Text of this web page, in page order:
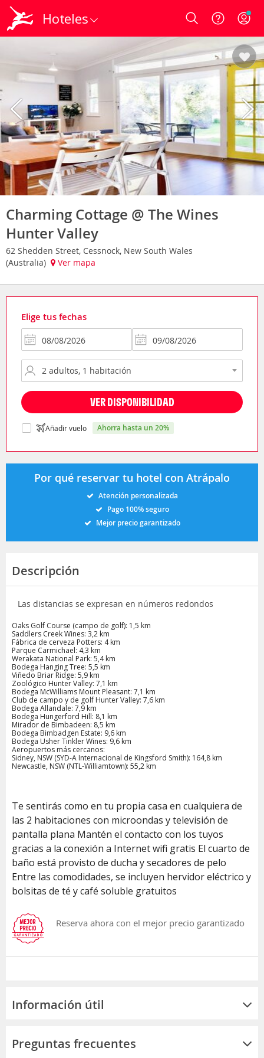
Hoteles Login
Charming Cottage @ The Wines
Hunter Valley
62 Shedden Street, Cessnock, New South Wales
(Australia)
Ver mapa
Elige tus fechas
VER DISPONIBILIDAD
Añadir vuelo ahorra hasta un 20%
Por qué reservar tu hotel con Atrápalo
Atención personalizada
Pago 100% seguro
Mejor precio garantizado
Descripción
Las distancias se expresan en números redondos
Oaks Golf Course (campo de golf): 1,5 km
Saddlers Creek Wines: 3,2 km
Fábrica de cerveza Potters: 4 km
Parque Carmichael: 4,3 km
Werakata National Park: 5,4 km
Bodega Hanging Tree: 5,5 km
Viñedo Briar Ridge: 5,9 km
Zoológico Hunter Valley: 7,1 km
Bodega McWilliams Mount Pleasant: 7,1 km
Club de campo y de golf Hunter Valley: 7,6 km
Bodega Allandale: 7,9 km
Bodega Hungerford Hill: 8,1 km
Mirador de Bimbadeen: 8,5 km
Bodega Bimbadgen Estate: 9,6 km
Bodega Usher Tinkler Wines: 9,6 km
Aeropuertos más cercanos:
Sidney, NSW (SYD-A Internacional de Kingsford Smith): 164,8 km
Newcastle, NSW (NTL-Williamtown): 55,2 km
Te sentirás como en tu propia casa en cualquiera de
las 2 habitaciones con microondas y televisión de
pantalla plana Mantén el contacto con los tuyos
gracias a la conexión a Internet wifi gratis El cuarto de
baño está provisto de ducha y secadores de pelo
Entre las comodidades, se incluyen hervidor eléctrico y
bolsitas de té y café soluble gratuitos
Reserva ahora con el mejor precio garantizado
Información útil
Preguntas frecuentes